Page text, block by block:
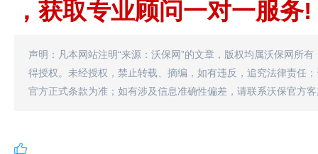
，获取专业顾问一对一服务!
声明：凡本网站注明“来源：沃保网”的文章，版权均属沃保网所
得授权。未经授权，禁止转载、摘编，如有违反，追究法律责任
官方正式条款为准；如有涉及信息准确性偏差，请联系沃保官方